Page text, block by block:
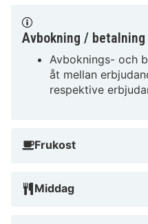
Avbokning / betalning
Avboknings- och
åt mellan
respektive
Frukost
Middag